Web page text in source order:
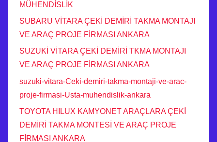
MÜHENDİSLİK
SUBARU VİTARA ÇEKİ DEMİRİ TAKMA MONTAJI
VE ARAÇ PROJE FİRMASI ANKARA
SUZUKİ VİTARA ÇEKİ DEMİRİ TKMA MONTAJI
VE ARAÇ PROJE FİRMASI ANKARA
suzuki-vitara-Ceki-demiri-takma-montaji-ve-arac-
proje-firmasi-Usta-muhendislik-ankara
TOYOTA HILUX KAMYONET ARAÇLARA ÇEKİ
DEMİRİ TAKMA MONTESİ VE ARAÇ PROJE
FİRMASI ANKARA